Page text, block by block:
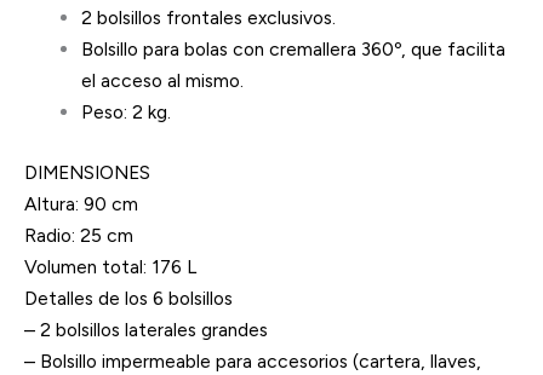
2 bolsillos frontales exclusivos.
Bolsillo para bolas con cremallera 360º, que facilita
el acceso al mismo.
Peso: 2 kg.
DIMENSIONES
Altura: 90 cm
Radio: 25 cm
Volumen total: 176 L
Detalles de los 6 bolsillos
– 2 bolsillos laterales grandes
– Bolsillo impermeable para accesorios (cartera, llaves,